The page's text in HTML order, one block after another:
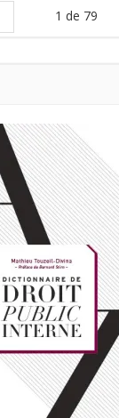
1 de 79